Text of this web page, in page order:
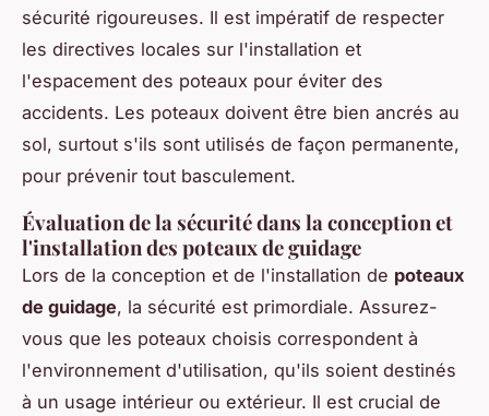
sécurité rigoureuses. Il est impératif de respecter
les directives locales sur l'installation et
l'espacement des poteaux pour éviter des
accidents. Les poteaux doivent être bien ancrés au
sol, surtout s'ils sont utilisés de façon permanente,
pour prévenir tout basculement.
Évaluation de la sécurité dans la conception et
l'installation des poteaux de guidage
Lors de la conception et de l'installation de poteaux
de guidage, la sécurité est primordiale. Assurez-
vous que les poteaux choisis correspondent à
l'environnement d'utilisation, qu'ils soient destinés
à un usage intérieur ou extérieur. Il est crucial de